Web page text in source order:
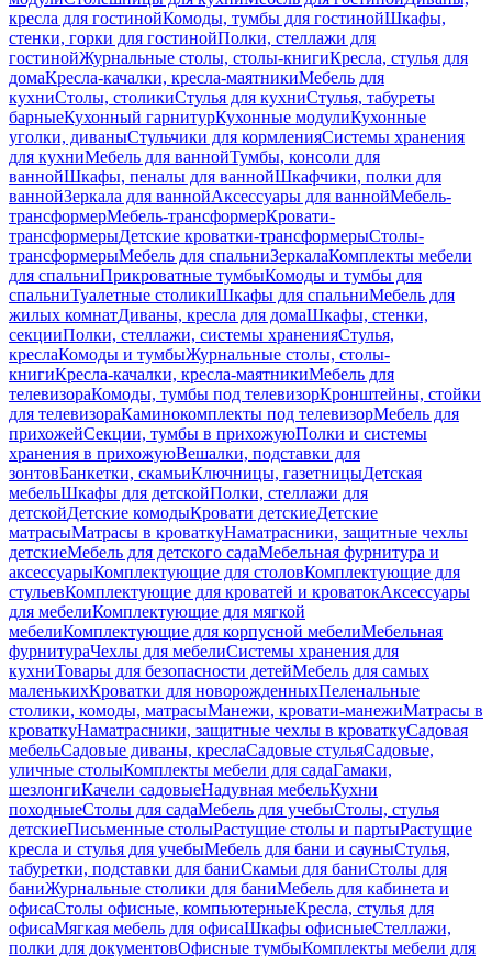
кресла для гостинойКомоды, тумбы для гостинойШкафы,
стенки, горки для гостинойПолки, стеллажи для
гостинойЖурнальные столы, столы-книгиКресла, стулья для
домаКресла-качалки, кресла-маятникиМебель для
кухниСтолы, столикиСтулья для кухниСтулья, табуреты
барныеКухонный гарнитурКухонные модулиКухонные
уголки, диваныСтульчики для кормленияСистемы хранения
для кухниМебель для ваннойТумбы, консоли для
ваннойШкафы, пеналы для ваннойШкафчики, полки для
ваннойЗеркала для ваннойАксессуары для ваннойМебель-
трансформерМебель-трансформерКровати-
трансформерыДетские кроватки-трансформерыСтолы-
трансформерыМебель для спальниЗеркалаКомплекты мебели
для спальниПрикроватные тумбыКомоды и тумбы для
спальниТуалетные столикиШкафы для спальниМебель для
жилых комнатДиваны, кресла для домаШкафы, стенки,
секцииПолки, стеллажи, системы храненияСтулья,
креслаКомоды и тумбыЖурнальные столы, столы-
книгиКресла-качалки, кресла-маятникиМебель для
телевизораКомоды, тумбы под телевизорКронштейны, стойки
для телевизораКаминокомплекты под телевизорМебель для
прихожейСекции, тумбы в прихожуюПолки и системы
хранения в прихожуюВешалки, подставки для
зонтовБанкетки, скамьиКлючницы, газетницыДетская
мебельШкафы для детскойПолки, стеллажи для
детскойДетские комодыКровати детскиеДетские
матрасыМатрасы в кроваткуНаматрасники, защитные чехлы
детскиеМебель для детского садаМебельная фурнитура и
аксессуарыКомплектующие для столовКомплектующие для
стульевКомплектующие для кроватей и кроватокАксессуары
для мебелиКомплектующие для мягкой
мебелиКомплектующие для корпусной мебелиМебельная
фурнитураЧехлы для мебелиСистемы хранения для
кухниТовары для безопасности детейМебель для самых
маленькихКроватки для новорожденныхПеленальные
столики, комоды, матрасыМанежи, кровати-манежиМатрасы в
кроваткуНаматрасники, защитные чехлы в кроваткуСадовая
мебельСадовые диваны, креслаСадовые стульяСадовые,
уличные столыКомплекты мебели для садаГамаки,
шезлонгиКачели садовыеНадувная мебельКухни
походныеСтолы для садаМебель для учебыСтолы, стулья
детскиеПисьменные столыРастущие столы и партыРастущие
кресла и стулья для учебыМебель для бани и сауныСтулья,
табуретки, подставки для баниСкамьи для баниСтолы для
баниЖурнальные столики для баниМебель для кабинета и
офисаСтолы офисные, компьютерныеКресла, стулья для
офисаМягкая мебель для офисаШкафы офисныеСтеллажи,
полки для документовОфисные тумбыКомплекты мебели для